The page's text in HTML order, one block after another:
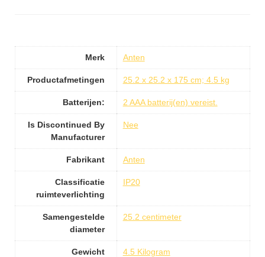
Merk Anten
Productafmetingen 25.2 x 25.2 x 175 cm; 4.5 kg
Batterijen: 2 AAA batterij(en) vereist.
Is Discontinued By
Manufacturer
Nee
Fabrikant Anten
Classificatie
ruimteverlichting
IP20
Samengestelde
diameter
25.2 centimeter
Gewicht 4.5 Kilogram